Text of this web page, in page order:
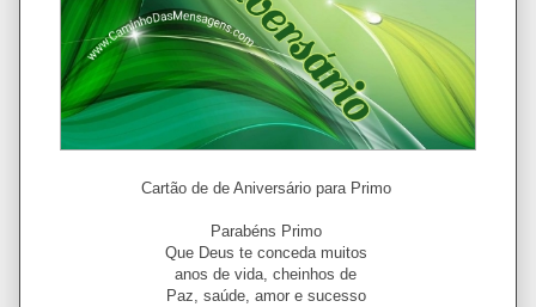
Cartão de de Aniversário para Primo
Parabéns Primo
Que Deus te conceda muitos
anos de vida, cheinhos de
Paz, saúde, amor e sucesso